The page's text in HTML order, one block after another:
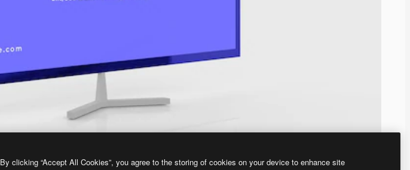
By clicking “Accept All Cookies”, you agree to the storing of cookies on your device to enhance site